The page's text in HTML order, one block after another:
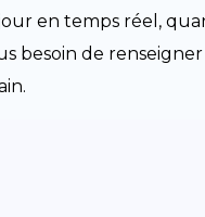
jour en temps réel,
besoin de